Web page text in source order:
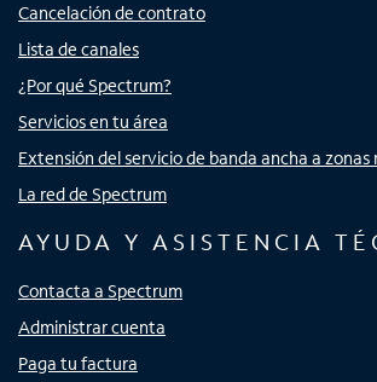
Cancelación de contrato
Lista de canales
¿Por qué Spectrum?
Servicios en tu área
Extensión del servicio de banda ancha a zonas
La red de Spectrum
AYUDA Y ASISTENCIA
Contacta a Spectrum
Administrar cuenta
Paga tu factura